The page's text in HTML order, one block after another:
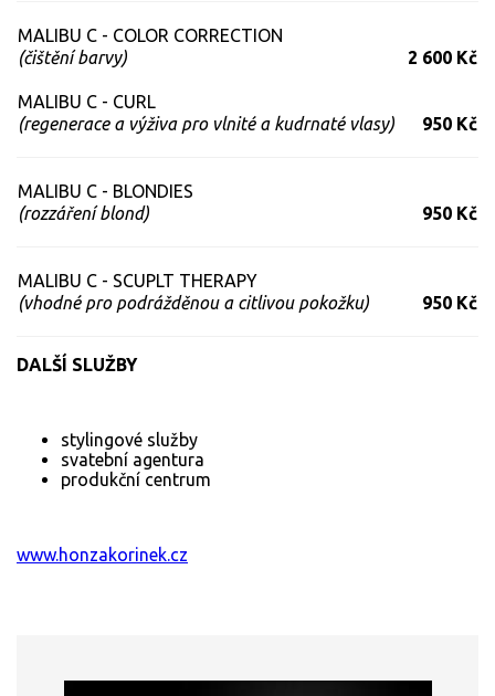
MALIBU C - COLOR CORRECTION
(čištění barvy)
2 600 Kč
MALIBU C - CURL
(regenerace a výživa pro vlnité a kudrnaté vlasy)
950 Kč
MALIBU C - BLONDIES
(rozzáření blond)
950 Kč
MALIBU C - SCUPLT THERAPY
(vhodné pro podrážděnou a citlivou pokožku)
950 Kč
DALŠÍ SLUŽBY
stylingové služby
svatební agentura
produkční centrum
www.honzakorinek.cz